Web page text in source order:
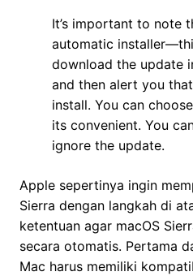
It’s important to note
automatic
download the update
and then alert you
install. You can
its convenient. You
ignore the update.
Apple sepertinya ingin
Sierra dengan langkah di
ketentuan agar macOS
secara otomatis. Pertama
Mac harus memiliki